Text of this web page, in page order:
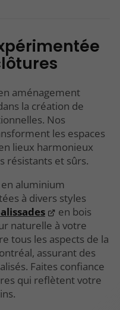
aménagement
la création de
Nos
les espaces
lieux harmonieux
résistants et sûrs.
aluminium
à divers styles
en bois
naturelle à votre
tous les aspects de la
assurant des
Faites confiance
qui reflètent votre